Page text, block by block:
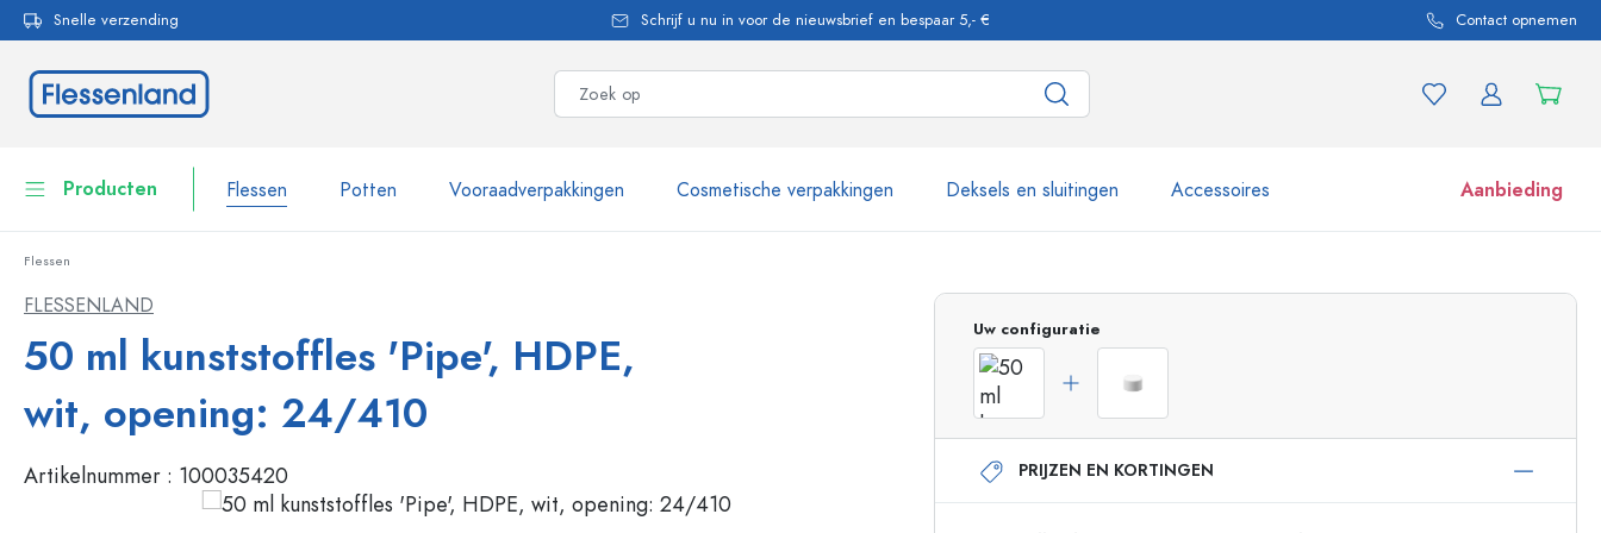
Ga naar de hoofdnavigatie
Snelle verzending Schrijf u nu in voor de nieuwsbrief en bespaar 5,- € Contact opnemen
Producten Flessen Potten Vooraadverpakkingen Cosmetische verpakkingen Deksels en sluitingen Accessoires Aanbieding
Potten
Servies
Cosmetische verpakkingen
Flessen per merk
WECK flessen
Estal flessen
Glazen flessen 100 ml
Glazen flessen 500 ml
Glazen flessen 750 ml
Glazen flessen 1000 ml
Potten e potjes
Flessen
FLESSENLAND
50 ml kunststoffles 'Pipe', HDPE,
wit, opening: 24/410
Artikelnummer : 100035420
Uw configuratie
PRIJZEN EN KORTINGEN